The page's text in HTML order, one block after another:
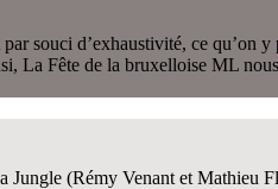
souci d’exhaustivité, ce
La Fête de la bruxelloise ML
Jungle (Rémy Venant et Mathieu